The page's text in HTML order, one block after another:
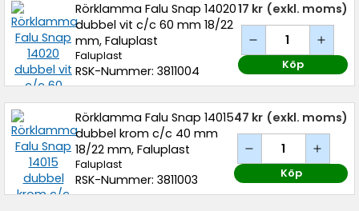
Rörklamma Falu Snap 14020
dubbel vit c/c 60 mm 18/22
mm, Faluplast
Faluplast
RSK-Nummer: 3811004
17 kr (exkl. moms)
Köp
Rörklamma Falu Snap 14015
dubbel krom c/c 40 mm
18/22 mm, Faluplast
Faluplast
RSK-Nummer: 3811003
47 kr (exkl. moms)
Köp